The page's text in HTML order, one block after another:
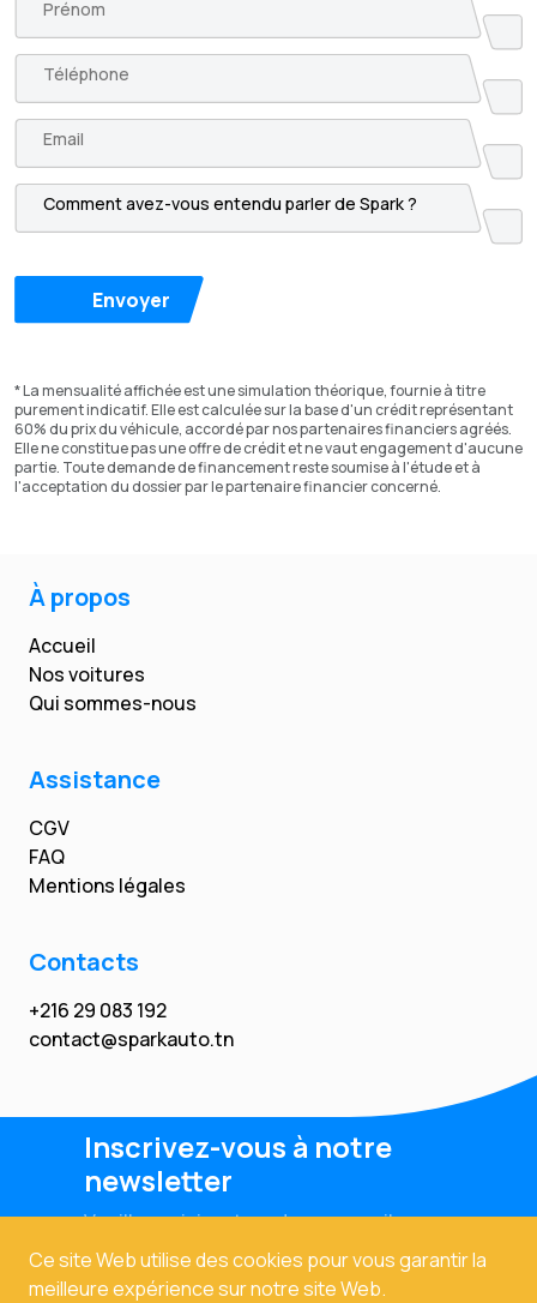
Ce site Web utilise des cookies pour vous garantir la
meilleure expérience sur notre site Web.
Envoyer
* La mensualité affichée est une simulation théorique, fournie à titre
purement indicatif. Elle est calculée sur la base d'un crédit représentant
60% du prix du véhicule, accordé par nos partenaires financiers agréés.
Elle ne constitue pas une offre de crédit et ne vaut engagement d'aucune
partie. Toute demande de financement reste soumise à l'étude et à
l'acceptation du dossier par le partenaire financier concerné.
À propos
Accueil
Nos voitures
Qui sommes-nous
Assistance
CGV
FAQ
Mentions légales
Contacts
+216 29 083 192
contact@sparkauto.tn
Inscrivez-vous à notre
newsletter
Veuillez saisir votre adresse email